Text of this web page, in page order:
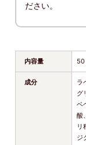
ださい。
内容量 50
成分
ラ
グ
ベ
酸
リ
ジ